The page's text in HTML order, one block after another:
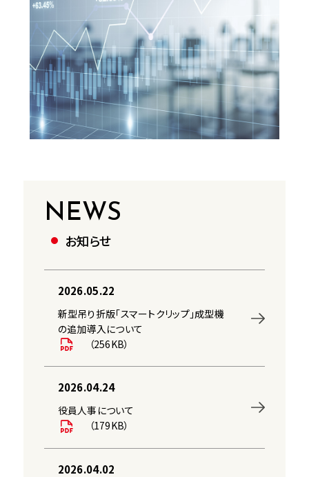
NEWS
お知らせ
2026.05.22
新型吊り折版「スマートクリップ」成型機
の追加導入について
（256KB）
2026.04.24
役員人事について
（179KB）
2026.04.02